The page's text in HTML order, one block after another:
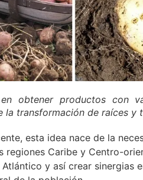
obtener productos con
la transformación de raíces y
esta idea nace de la
regiones Caribe y Centro-
Atlántico y así crear sinergias